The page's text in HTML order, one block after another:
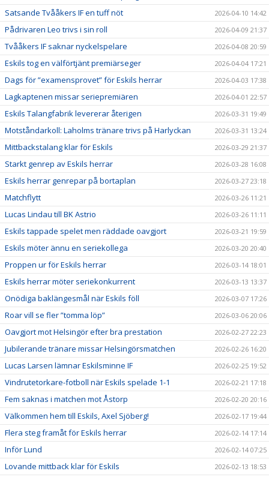
Satsande Tvååkers IF en tuff nöt 2026-04-10 14:42
Pådrivaren Leo trivs i sin roll 2026-04-09 21:37
Tvååkers IF saknar nyckelspelare 2026-04-08 20:59
Eskils tog en välförtjänt premiärseger 2026-04-04 17:21
Dags för ”examensprovet” för Eskils herrar 2026-04-03 17:38
Lagkaptenen missar seriepremiären 2026-04-01 22:57
Eskils Talangfabrik levererar återigen 2026-03-31 19:49
Motståndarkoll: Laholms tränare trivs på Harlyckan 2026-03-31 13:24
Mittbackstalang klar för Eskils 2026-03-29 21:37
Starkt genrep av Eskils herrar 2026-03-28 16:08
Eskils herrar genrepar på bortaplan 2026-03-27 23:18
Matchflytt 2026-03-26 11:21
Lucas Lindau till BK Astrio 2026-03-26 11:11
Eskils tappade spelet men räddade oavgjort 2026-03-21 19:59
Eskils möter ännu en seriekollega 2026-03-20 20:40
Proppen ur för Eskils herrar 2026-03-14 18:01
Eskils herrar möter seriekonkurrent 2026-03-13 13:37
Onödiga baklängesmål när Eskils föll 2026-03-07 17:26
Roar vill se fler ”tomma löp” 2026-03-06 20:06
Oavgjort mot Helsingör efter bra prestation 2026-02-27 22:23
Jubilerande tränare missar Helsingörsmatchen 2026-02-26 16:20
Lucas Larsen lämnar Eskilsminne IF 2026-02-25 19:52
Vindrutetorkare-fotboll när Eskils spelade 1-1 2026-02-21 17:18
Fem saknas i matchen mot Åstorp 2026-02-20 20:16
Välkommen hem till Eskils, Axel Sjöberg! 2026-02-17 19:44
Flera steg framåt för Eskils herrar 2026-02-14 17:14
Inför Lund 2026-02-14 07:25
Lovande mittback klar för Eskils 2026-02-13 18:53